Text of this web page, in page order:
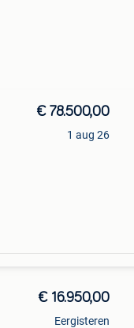
€ 78.500,00
1 aug 26
€ 16.950,00
Eergisteren